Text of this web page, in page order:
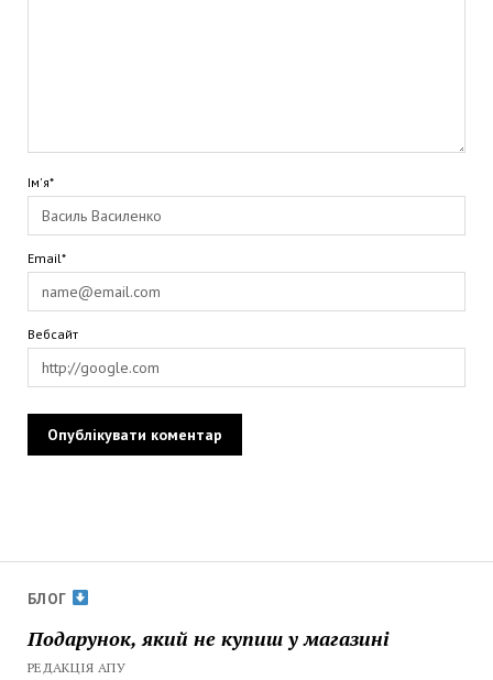
БЛОГ
Подарунок, який не купиш у магазині
РЕДАКЦІЯ АПУ
Ім'я*
Email*
Вебсайт